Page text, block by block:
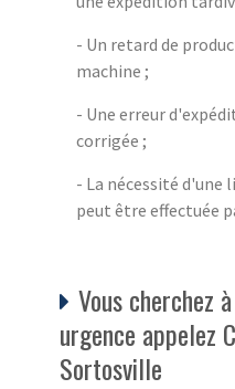
- Un retard de
machine ;
- Une erreur
corrigée ;
- La nécessité d'une
peut être effectuée
Vous cherchez
urgence appelez
Sortosville